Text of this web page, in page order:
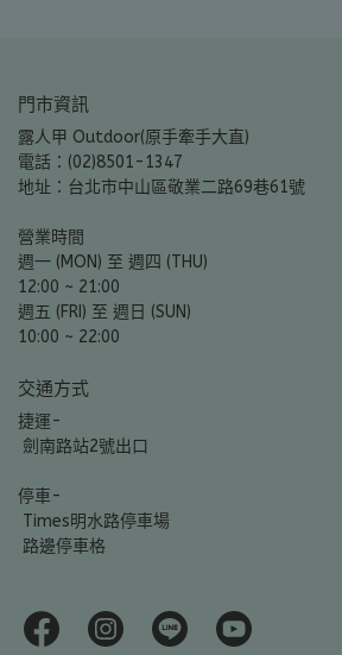
門市資訊
露人甲 Outdoor(原手牽手大直)
電話：(02)8501-1347
地址：台北市中山區敬業二路69巷61號
營業時間
週一 (MON) 至 週四 (THU)
12:00 ~ 21:00
週五 (FRI) 至 週日 (SUN)
10:00 ~ 22:00
交通方式
捷運-
劍南路站2號出口
停車-
Times明水路停車場
路邊停車格